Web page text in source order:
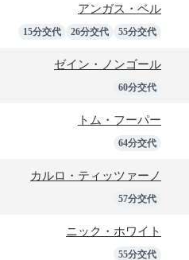
アンガス・ベル
15分交代 26分交代 55分交代
ゼイン・ノンゴール
60分交代
トム・フーパー
64分交代
カルロ・ティッツァーノ
57分交代
ニック・ホワイト
55分交代